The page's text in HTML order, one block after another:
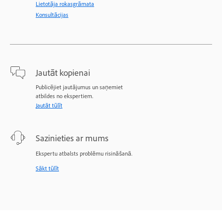
Lietotāja rokasgrāmata
Konsultācijas
Jautāt kopienai
Publicējiet jautājumus un saņemiet
atbildes no ekspertiem.
Jautāt tūlīt
Sazinieties ar mums
Ekspertu atbalsts problēmu risināšanā.
Sākt tūlīt